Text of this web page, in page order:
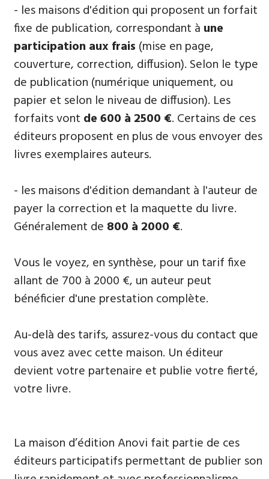
- les maisons d'édition qui proposent un forfait
fixe de publication, correspondant à une
participation aux frais (mise en page,
couverture, correction, diffusion). Selon le type
de publication (numérique uniquement, ou
papier et selon le niveau de diffusion). Les
forfaits vont de 600 à 2500 €. Certains de ces
éditeurs proposent en plus de vous envoyer des
livres exemplaires auteurs.
- les maisons d'édition demandant à l'auteur de
payer la correction et la maquette du livre.
Généralement de 800 à 2000 €.
Vous le voyez, en synthèse, pour un tarif fixe
allant de 700 à 2000 €, un auteur peut
bénéficier d'une prestation complète.
Au-delà des tarifs, assurez-vous du contact que
vous avez avec cette maison. Un éditeur
devient votre partenaire et publie votre fierté,
votre livre.
La maison d’édition Anovi fait partie de ces
éditeurs participatifs permettant de publier son